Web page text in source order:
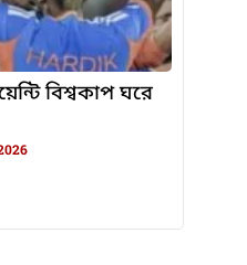
বিশ্বকাপ ঘরে